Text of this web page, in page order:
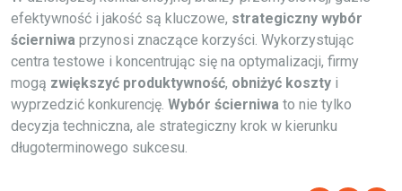
efektywność i jakość są kluczowe, strategiczny wybór
ścierniwa przynosi znaczące korzyści. Wykorzystując
centra testowe i koncentrując się na optymalizacji, firmy
mogą zwiększyć produktywność, obniżyć koszty i
wyprzedzić konkurencję. Wybór ścierniwa to nie tylko
decyzja techniczna, ale strategiczny krok w kierunku
długoterminowego sukcesu.